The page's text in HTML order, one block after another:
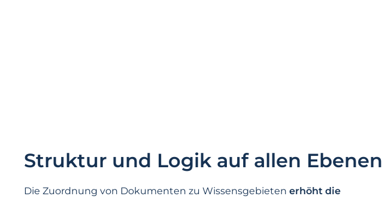
Struktur und Logik auf allen Ebenen
Die Zuordnung von Dokumenten zu Wissensgebieten erhöht die